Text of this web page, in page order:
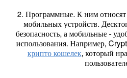
2. Программные. К ним
мобильных устройств.
безопасность, а мобильные -
использования. Например,
крипто кошелек, который